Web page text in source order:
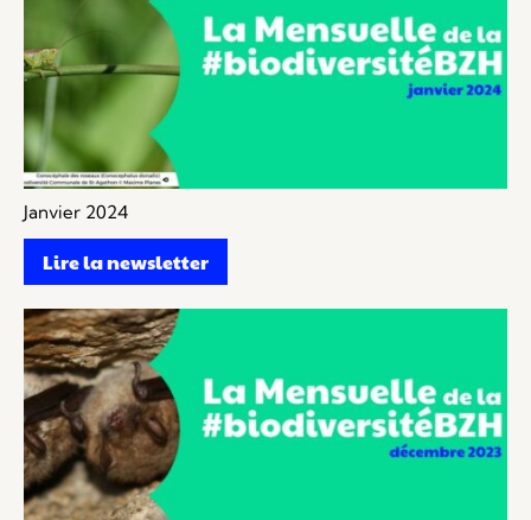
Janvier 2024
Lire la newsletter